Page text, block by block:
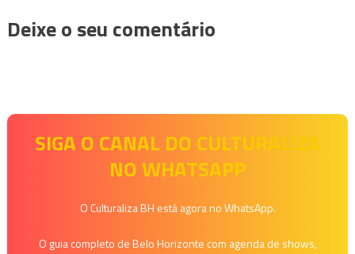
Deixe o seu comentário
SIGA O CANAL DO CULTURALIZA
NO WHATSAPP
O Culturaliza BH está agora no WhatsApp.
O guia completo de Belo Horizonte com agenda de shows,